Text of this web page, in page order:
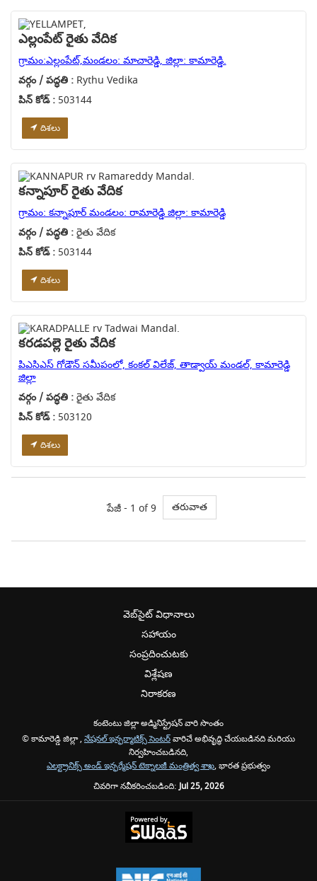
ఎల్లంపేట్ రైతు వేదిక
గ్రామం:ఎల్లంపేట్,మండలం: మాచారెడ్డి, జిల్లా: కామారెడ్డి.
వర్గం / పద్ధతి :Rythu Vedika
పిన్ కోడ్ :503144
దిశలు
కన్నాపూర్ రైతు వేదిక
గ్రామం: కన్నాపూర్ మండలం: రామారెడ్డి జిల్లా: కామారెడ్డి
వర్గం / పద్ధతి :రైతు వేదిక
పిన్ కోడ్ :503144
దిశలు
కరడపల్లె రైతు వేదిక
పిఎసిఎస్ గోడౌన్ సమీపంలో, కంకల్ విలేజ్, తాడ్వాయ్ మండల్, కామారెడ్డి
జిల్లా
వర్గం / పద్ధతి :రైతు వేదిక
పిన్ కోడ్ :503120
దిశలు
పేజీ - 1 of 9 తరువాత
వెబ్‌సైట్ విధానాలు
సహాయం
సంప్రదించుటకు
విశ్లేషణ
నిరాకరణ
కంటెంటు జిల్లా అడ్మినిస్ట్రేషన్ వారి సొంతం
© కామారెడ్డి జిల్లా , నేషనల్ ఇన్ఫర్మాటిక్స్ సెంటర్వారిచే అభివృద్ధి చేయబడినది మరియు
నిర్వహించబడినది,
ఎలక్ట్రానిక్స్ అండ్ ఇన్ఫర్మేషన్ టెక్నాలజీ మంత్రిత్వ శాఖ, భారత ప్రభుత్వం
చివరిగా నవీకరించబడింది:Jul 25, 2026